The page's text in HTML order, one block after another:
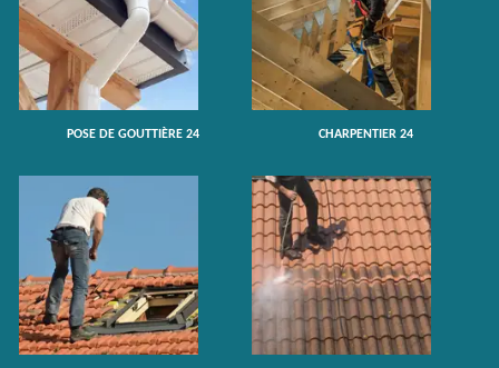
POSE DE GOUTTIÈRE 24 CHARPENTIER 24